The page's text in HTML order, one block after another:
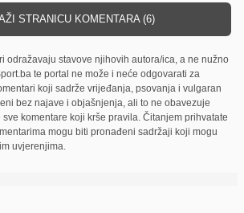
STRANICU KOMENTARA (6)
odražavaju stavove njihovih autora/ica, a ne nužno
te portal ne može i neće odgovarati za
koji sadrže vrijeđanja, psovanja i vulgaran
bez najave i objašnjenja, ali to ne obavezuje
komentare koji krše pravila. Čitanjem prihvatate
mogu biti pronađeni sadržaji koji mogu
uvjerenjima.